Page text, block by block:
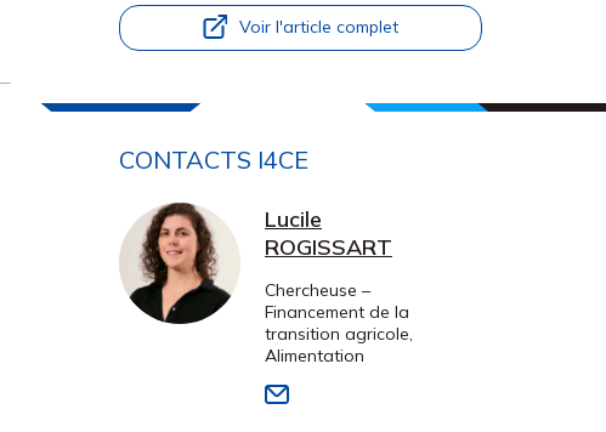
Voir l'article complet
CONTACTS I4CE
Lucile
ROGISSART
Chercheuse –
Financement de la
transition agricole,
Alimentation